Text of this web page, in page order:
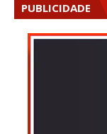
PUBLICIDADE